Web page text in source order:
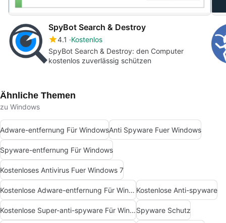
SpyBot Search & Destroy
4.1
Kostenlos
SpyBot Search & Destroy: den Computer
kostenlos zuverlässig schützen
Ähnliche Themen
zu Windows
Adware-entfernung Für WindowsAnti Spyware Fuer Windows
Spyware-entfernung Für Windows
Kostenloses Antivirus Fuer Windows 7
Kostenlose Adware-entfernung Für Windows Kostenlose Anti-spyware
Kostenlose Super-anti-spyware Für WindowsSpyware Schutz